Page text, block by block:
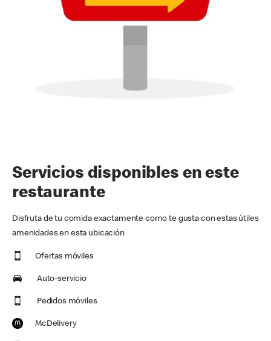
Servicios disponibles en este
restaurante
Disfruta de tu comida exactamente como te gusta con estas útiles
amenidades en esta ubicación
Ofertas móviles
Auto-servicio
Pedidos móviles
McDelivery